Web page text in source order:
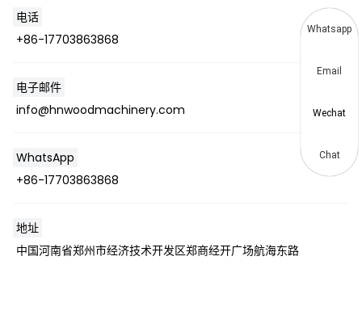
电话
+86-17703863868
电子邮件
info@hnwoodmachinery.com
WhatsApp
+86-17703863868
地址
中国河南省郑州市经济技术开发区郑商经开广场航海东路
Whatsapp
Email
Wechat
Chat